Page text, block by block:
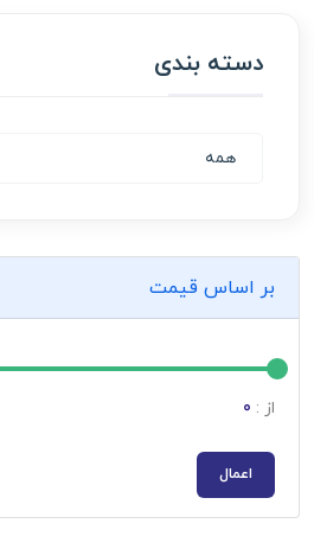
دسته بندی
همه
بر اساس قیمت
از : 0
اعمال